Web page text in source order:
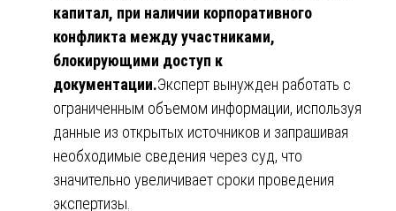
капитал, при наличии корпоративного
конфликта между участниками,
блокирующими доступ к
документации.Эксперт вынужден работать с
ограниченным объемом информации, используя
данные из открытых источников и запрашивая
необходимые сведения через суд, что
значительно увеличивает сроки проведения
экспертизы.